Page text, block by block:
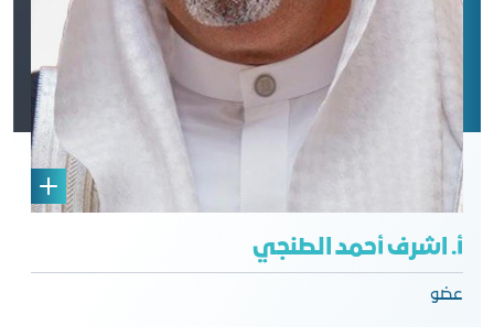
أ. اشرف أحمد الطنجي
عضو